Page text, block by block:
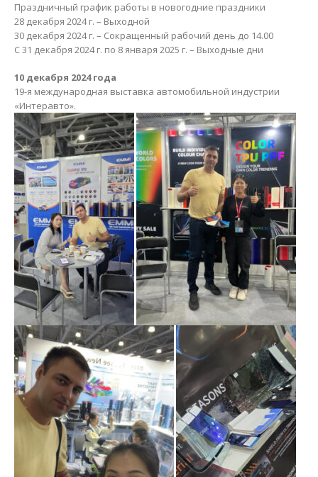
Праздничный график работы в новогодние праздники
28 декабря 2024 г. – Выходной
30 декабря 2024 г. – Сокращенный рабочий день до 14.00
С 31 декабря 2024 г. по 8 января 2025 г. – Выходные дни
10 декабря 2024 года
19-я международная выставка автомобильной индустрии
«Интеравто».